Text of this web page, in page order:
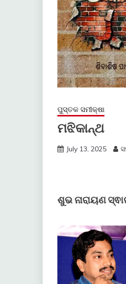
ପୁସ୍ତକ ସମୀକ୍ଷା
ମଝିକାନ୍ଥ
July 13, 2025
ଶୁଭ ନାରାୟଣ